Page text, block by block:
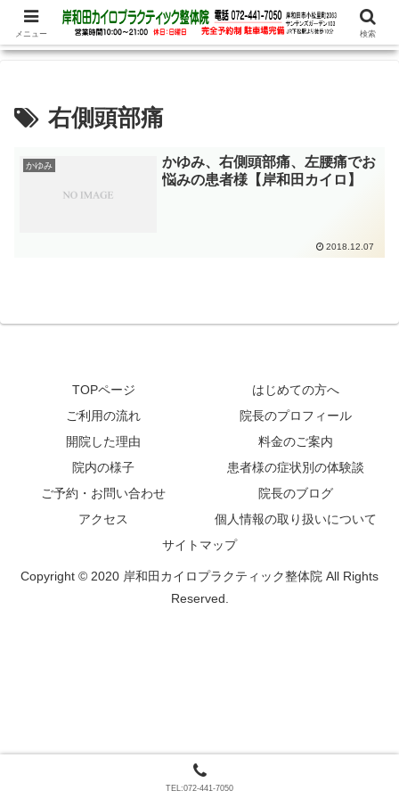
腰痛、めまい、頭痛の他、パニック障害、不安・恐怖症など心理的な症状もお
任せ下さい
右側頭部痛
かゆみ
かゆみ、右側頭部痛、左腰痛でお
悩みの患者様【岸和田カイロ】
2018.12.07
TOPページ
はじめての方へ
ご利用の流れ
院長のプロフィール
開院した理由
料金のご案内
院内の様子
患者様の症状別の体験談
ご予約・お問い合わせ
院長のブログ
アクセス
個人情報の取り扱いについて
サイトマップ
Copyright © 2020 岸和田カイロプラクティック整体院 All Rights
Reserved.
メニュー 検索
TEL:072-441-7050